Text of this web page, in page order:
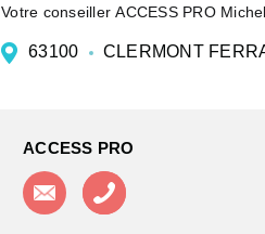
Votre conseiller ACCESS PRO
63100 CLERMONT
ACCESS PRO
Contacter l'agence